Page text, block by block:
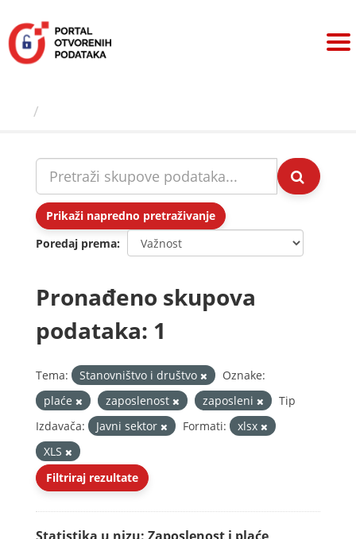
sadržaj
Prikaži napredno pretraživanje
Poredaj prema
Pronađeno skupova
podataka: 1
Tema: Stanovništvo i društvo
Oznake:
plaće
zaposlenost zaposleni
Tip
Izdavača:
Javni sektor Formati:
xlsx
XLS
Filtriraj rezultate